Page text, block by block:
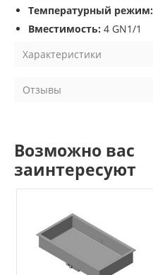
Температурный режим:
Вместимость: 4 GN1/1
Характеристики
Отзывы
Возможно вас
заинтересуют